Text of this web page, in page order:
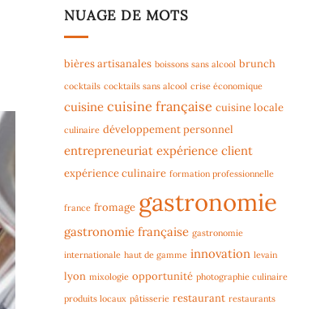
NUAGE DE MOTS
bières artisanales boissons sans alcool brunch
cocktails cocktails sans alcool crise économique
cuisine cuisine française cuisine locale
culinaire développement personnel
entrepreneuriat expérience client
expérience culinaire formation professionnelle
france fromage gastronomie
gastronomie française gastronomie
internationale haut de gamme innovation levain
lyon mixologie opportunité photographie culinaire
produits locaux pâtisserie restaurant restaurants